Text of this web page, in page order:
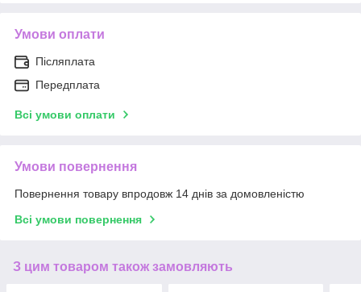
Умови оплати
Післяплата
Передплата
Всі умови оплати
Умови повернення
Повернення товару впродовж 14 днів за домовленістю
Всі умови повернення
З цим товаром також замовляють